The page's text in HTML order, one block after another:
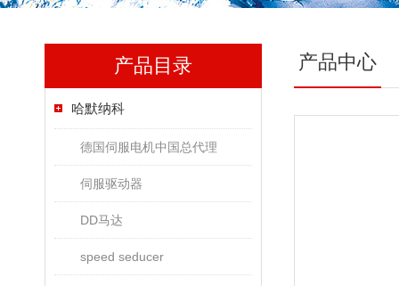
产品目录
哈默纳科
德国伺服电机中国总代理
伺服驱动器
DD马达
speed seducer
产品中心